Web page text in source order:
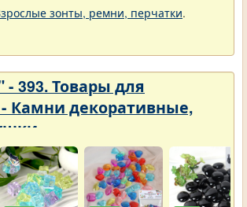
зонты, ремни, перчатки.
- 393. Товары для
Камни декоративные,